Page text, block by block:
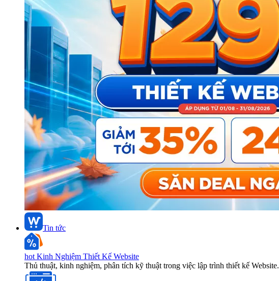
Tin tức
hot Kinh Nghiệm Thiết Kế Website
Thủ thuật, kinh nghiệm, phân tích kỹ thuật trong việc lập trình thiết kế Website.